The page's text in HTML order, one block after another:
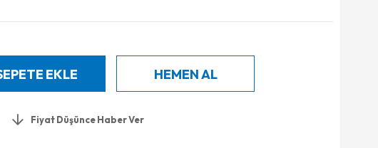
Fiyat Düşünce Haber Ver